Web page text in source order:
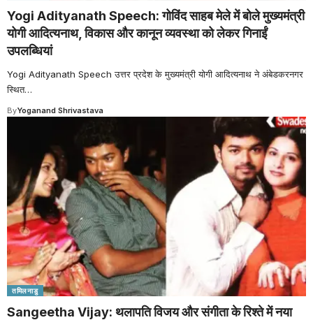
Yogi Adityanath Speech: गोविंद साहब मेले में बोले मुख्यमंत्री
योगी आदित्यनाथ, विकास और कानून व्यवस्था को लेकर गिनाईं
उपलब्धियां
Yogi Adityanath Speech उत्तर प्रदेश के मुख्यमंत्री योगी आदित्यनाथ ने अंबेडकरनगर
स्थित…
ByYoganand Shrivastava
तमिलनाडु
Sangeetha Vijay: थलापति विजय और संगीता के रिश्ते में नया